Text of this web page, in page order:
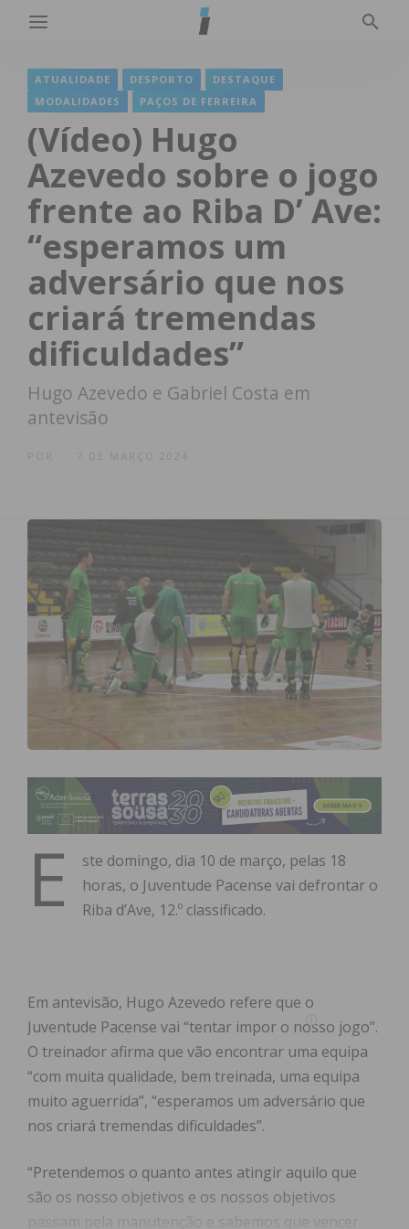
ATUALIDADE DESPORTO
DESTAQUE
MODALIDADES
PAÇOS DE FERREIRA
(Vídeo) Hugo
Azevedo sobre o jogo
frente ao Riba D’ Ave:
“esperamos um
adversário que nos
criará tremendas
dificuldades”
Hugo Azevedo e Gabriel Costa em
antevisão
7 DE MARÇO 2024
E
ste domingo, dia 10 de março, pelas 18
horas, o Juventude Pacense vai defrontar o
Riba d’Ave, 12.º classificado.
Em antevisão, Hugo Azevedo refere que o
Juventude Pacense vai “tentar impor o nosso jogo”.
O treinador afirma que vão encontrar uma equipa
“com muita qualidade, bem treinada, uma equipa
muito aguerrida”, “esperamos um adversário que
nos criará tremendas dificuldades”.
“Pretendemos o quanto antes atingir aquilo que
são os nosso objetivos e os nossos objetivos
passam pela manutenção e sabemos que vencer